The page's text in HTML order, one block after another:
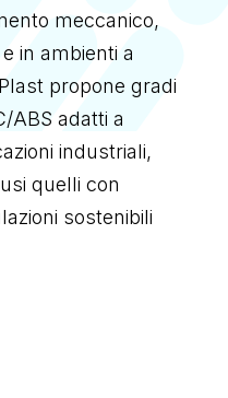
meccanico,
in ambienti a
propone gradi
ABS adatti a
industriali,
quelli con
sostenibili